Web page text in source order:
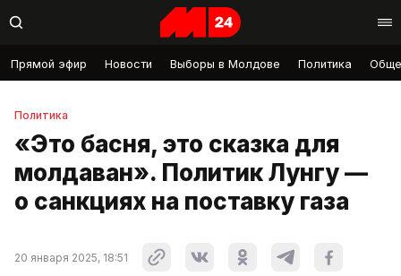
Прямой эфир Новости Выборы в Молдове Политика
Политика
«Это басня, это сказка для
молдаван». Политик Лунгу —
о санкциях на поставку газа
20 января 2025, 18:51